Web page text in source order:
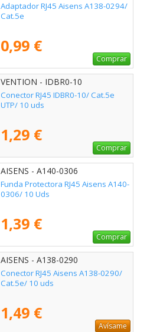
Adaptador RJ45 Aisens A138-0294/
Cat.5e
0,99 €
Comprar
VENTION - IDBR0-10
Conector RJ45 IDBR0-10/ Cat.5e
UTP/ 10 uds
1,29 €
Comprar
AISENS - A140-0306
Funda Protectora RJ45 Aisens A140-
0306/ 10 Uds
1,39 €
Comprar
AISENS - A138-0290
Conector RJ45 Aisens A138-0290/
Cat.5e/ 10 uds
1,49 €
Avísame